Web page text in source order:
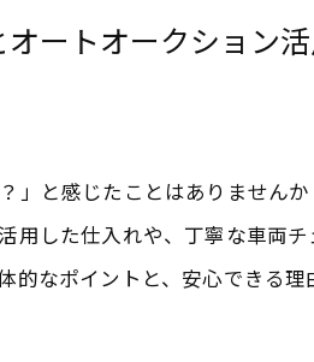
ートオークション
と感じたことはありません
した仕入れや、丁寧な車両
なポイントと、安心できる理